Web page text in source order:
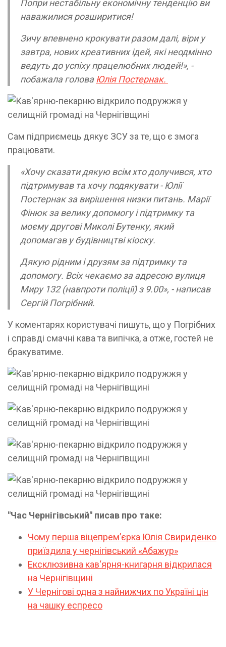
Попри нестабільну економічну тенденцію ви
наважилися розширитися!
Зичу впевнено крокувати разом далі, віри у
завтра, нових креативних ідей, які неодмінно
ведуть до успіху працелюбних людей!», -
побажала голова Юлія Постернак.
Сам підприємець дякує ЗСУ за те, що є змога
працювати.
«Хочу сказати дякую всім хто долучився, хто
підтримував та хочу подякувати - Юлії
Постернак за вирішення низки питань. Марії
Фінюк за велику допомогу і підтримку та
моєму другові Миколі Бутенку, який
допомагав у будівництві кіоску.
Дякую рідним і друзям за підтримку та
допомогу. Всіх чекаємо за адресою вулиця
Миру 132 (навпроти поліції) з 9.00», - написав
Сергій Погрібний.
У коментарях користувачі пишуть, що у Погрібних
і справді смачні кава та випічка, а отже, гостей не
бракуватиме.
"Час Чернігівський" писав про таке:
Чому перша віцепремʼєрка Юлія Свириденко
приїздила у чернігівський «Абажур»
Ексклюзивна кав‘ярня-книгарня відкрилася
на Чернігівщині
У Чернігові одна з найнижчих по Україні цін
на чашку еспресо